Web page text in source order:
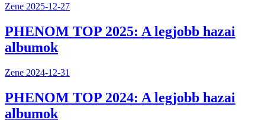
Zene 2025-12-27
PHENOM TOP 2025: A legjobb hazai
albumok
Zene 2024-12-31
PHENOM TOP 2024: A legjobb hazai
albumok